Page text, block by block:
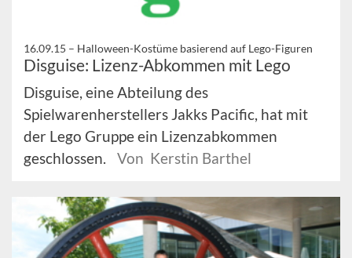
16.09.15 – Halloween-Kostüme basierend auf Lego-Figuren
Disguise: Lizenz-Abkommen mit Lego
Disguise, eine Abteilung des
Spielwarenherstellers Jakks Pacific, hat mit
der Lego Gruppe ein Lizenzabkommen
geschlossen.
Von Kerstin Barthel